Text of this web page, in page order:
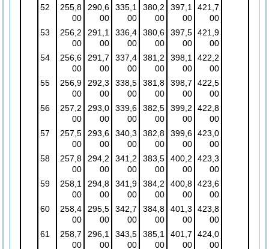
52
255,8
00
290,6
00
335,1
00
380,2
00
397,1
00
421,7
00
53
256,2
00
291,1
00
336,4
00
380,6
00
397,5
00
421,9
00
54
256,6
00
291,7
00
337,4
00
381,2
00
398,1
00
422,2
00
55
256,9
00
292,3
00
338,5
00
381,8
00
398,7
00
422,5
00
56
257,2
00
293,0
00
339,6
00
382,5
00
399,2
00
422,8
00
57
257,5
00
293,6
00
340,3
00
382,8
00
399,6
00
423,0
00
58
257,8
00
294,2
00
341,2
00
383,5
00
400,2
00
423,3
00
59
258,1
00
294,8
00
341,9
00
384,2
00
400,8
00
423,6
00
60
258,4
00
295,5
00
342,7
00
384,8
00
401,3
00
423,8
00
61
258,7
00
296,1
00
343,5
00
385,1
00
401,7
00
424,0
00